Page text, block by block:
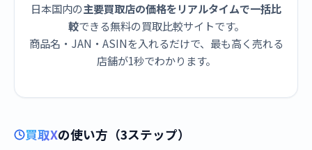
日本国内の主要買取店の価格をリアルタイムで一括比
較できる無料の買取比較サイトです。
商品名・JAN・ASINを入れるだけで、最も高く売れる
店舗が1秒でわかります。
買取Xの使い方（3ステップ）